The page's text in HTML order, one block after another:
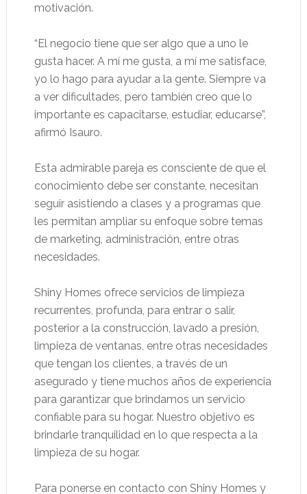
motivación.
“El negocio tiene que ser algo que a uno le
gusta hacer. A mí me gusta, a mí me satisface,
yo lo hago para ayudar a la gente. Siempre va
a ver dificultades, pero también creo que lo
importante es capacitarse, estudiar, educarse”,
afirmó Isauro.
Esta admirable pareja es consciente de que el
conocimiento debe ser constante, necesitan
seguir asistiendo a clases y a programas que
les permitan ampliar su enfoque sobre temas
de marketing, administración, entre otras
necesidades.
Shiny Homes ofrece servicios de limpieza
recurrentes, profunda, para entrar o salir,
posterior a la construcción, lavado a presión,
limpieza de ventanas, entre otras necesidades
que tengan los clientes, a través de un
asegurado y tiene muchos años de experiencia
para garantizar que brindamos un servicio
confiable para su hogar. Nuestro objetivo es
brindarle tranquilidad en lo que respecta a la
limpieza de su hogar.
Para ponerse en contacto con Shiny Homes y